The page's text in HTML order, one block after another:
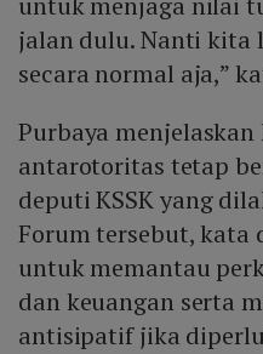
jalan dulu. Nanti kita
secara normal aja,”
Purbaya
antarotoritas tetap
deputi KSSK yang
Forum tersebut, kata
untuk memantau
dan keuangan serta
antisipatif jika